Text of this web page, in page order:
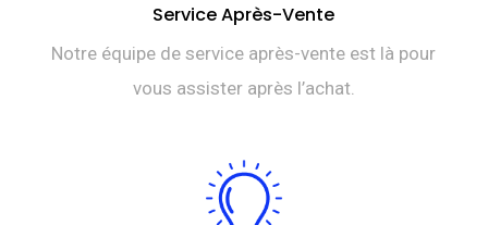
Service Après-Vente
Notre équipe de service après-vente est là pour
vous assister après l’achat.